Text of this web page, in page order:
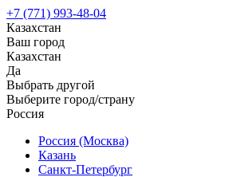
+7 (771) 993-48-04
Казахстан
Ваш город
Казахстан
Да
Выбрать другой
Выберите город/страну
Россия
Россия (Москва)
Казань
Санкт-Петербург